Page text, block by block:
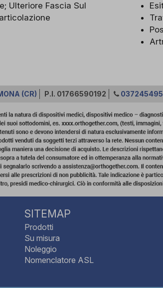
Ulteriore Fascia Sul
(CR) P.I. 01766590192
SITEMAP
Prodotti
Su misura
Noleggio
Nomenclatore ASL